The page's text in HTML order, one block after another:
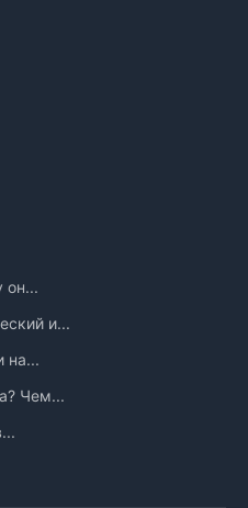
он...
и...
на...
Чем...